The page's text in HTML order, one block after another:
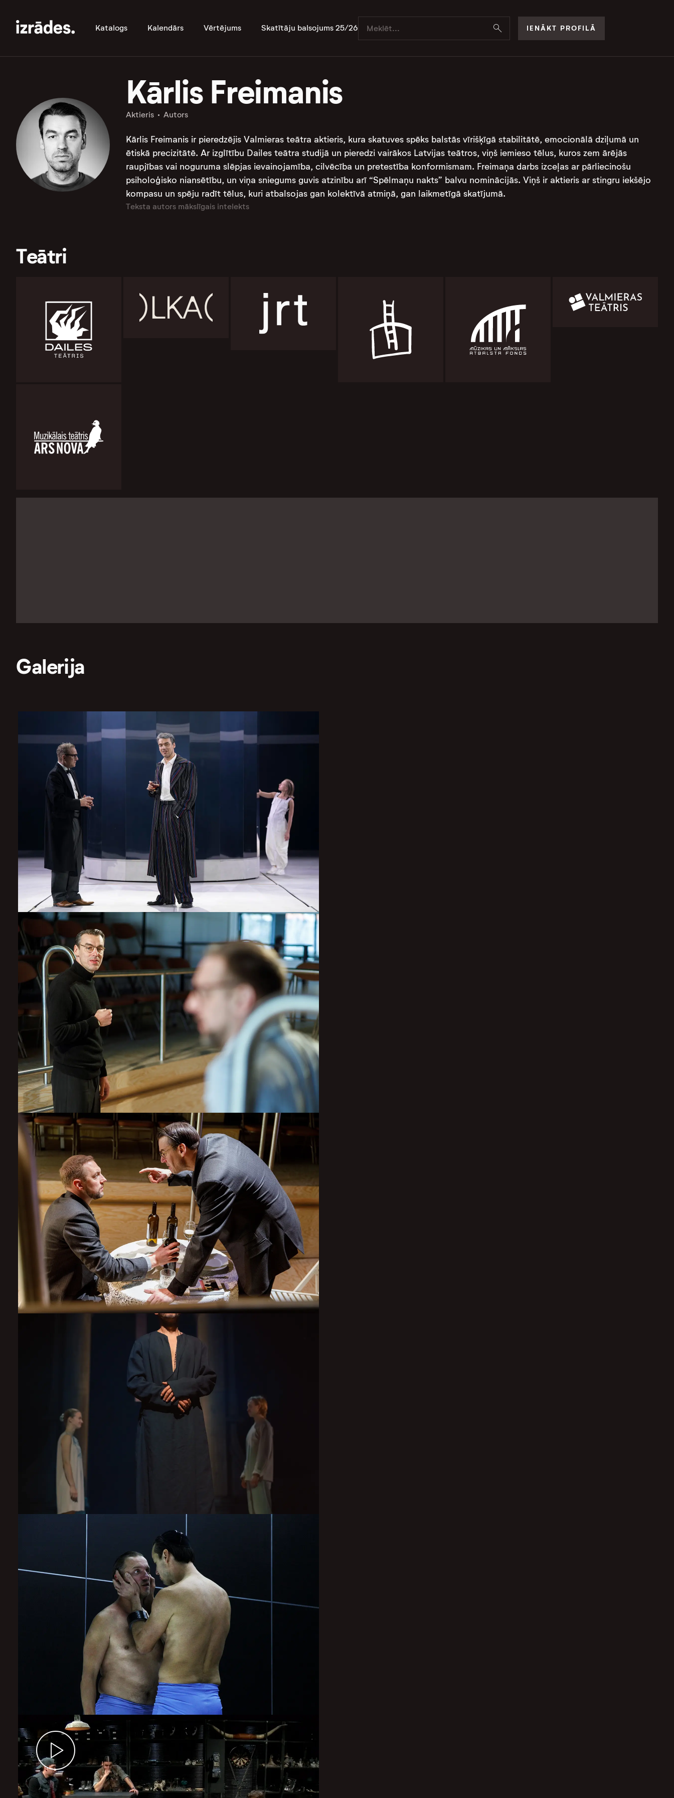
Katalogs Kalendārs Vērtējums Skatītāju balsojums 25/26 IENĀKT PROFILĀ
Kārlis Freimanis
Aktieris Autors
Kārlis Freimanis ir pieredzējis Valmieras teātra aktieris, kura skatuves spēks balstās vīrišķīgā stabilitātē, emocionālā dziļumā un
ētiskā precizitātē. Ar izglītību Dailes teātra studijā un pieredzi vairākos Latvijas teātros, viņš iemieso tēlus, kuros zem ārējās
raupjības vai noguruma slēpjas ievainojamība, cilvēcība un pretestība konformismam. Freimaņa darbs izceļas ar pārliecinošu
psiholoģisko niansētību, un viņa sniegums guvis atzinību arī “Spēlmaņu nakts” balvu nominācijās. Viņš ir aktieris ar stingru iekšējo
kompasu un spēju radīt tēlus, kuri atbalsojas gan kolektīvā atmiņā, gan laikmetīgā skatījumā.
Teksta autors mākslīgais intelekts
Teātri
Galerija